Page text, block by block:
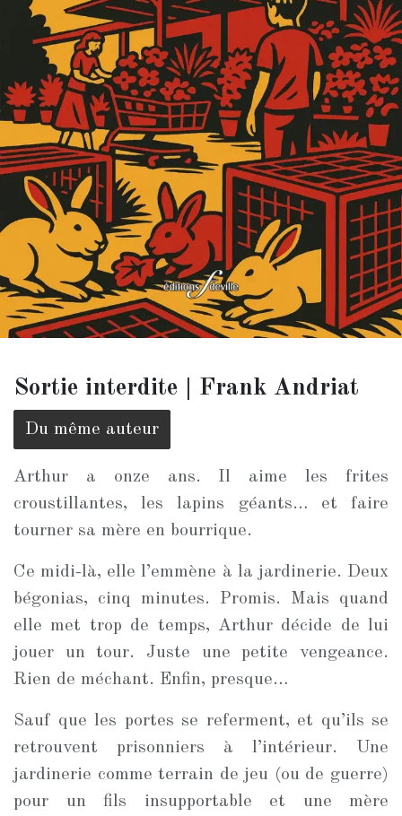
Sortie interdite | Frank Andriat
Du même auteur
Arthur a onze ans. Il aime les frites
croustillantes, les lapins géants… et faire
tourner sa mère en bourrique.
Ce midi-là, elle l’emmène à la jardinerie. Deux
bégonias, cinq minutes. Promis. Mais quand
elle met trop de temps, Arthur décide de lui
jouer un tour. Juste une petite vengeance.
Rien de méchant. Enfin, presque…
Sauf que les portes se referment, et qu’ils se
retrouvent prisonniers à l’intérieur. Une
jardinerie comme terrain de jeu (ou de guerre)
pour un fils insupportable et une mère